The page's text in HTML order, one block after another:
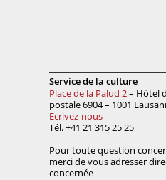
Service de la culture
Place de la Palud 2– Hôtel
postale 6904 – 1001
Ecrivez-nous
Tél. +41 21 315 25 25
Pour toute question
merci de vous adresser
concernée